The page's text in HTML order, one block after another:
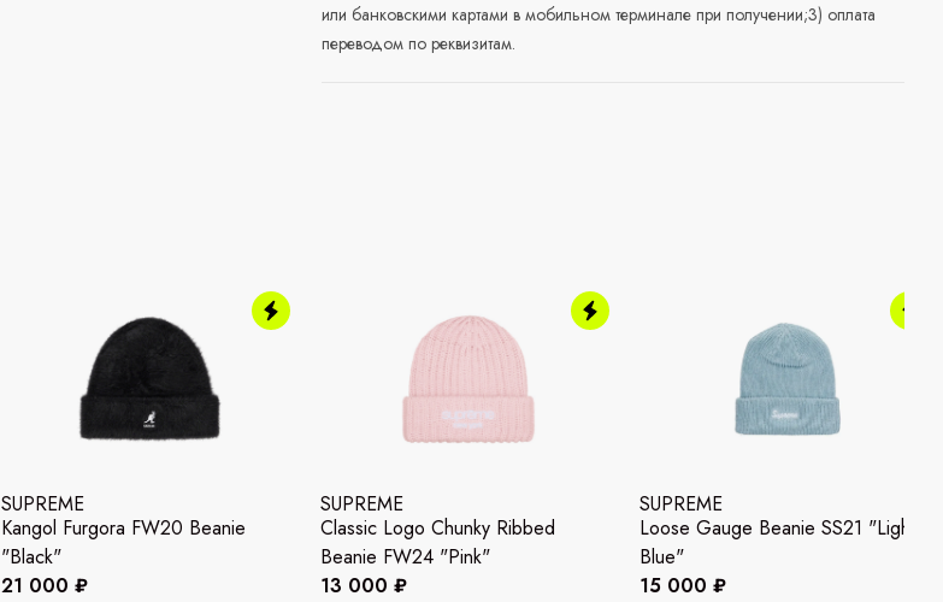
или банковскими картами в мобильном терминале при получении;3) оплата
переводом по реквизитам.
SUPREME
Kangol Furgora FW20 Beanie
"Black"
21 000 ₽
SUPREME
Classic Logo Chunky Ribbed
Beanie FW24 "Pink"
13 000 ₽
SUPREME
Loose Gauge Beanie SS21 "Light
Blue"
15 000 ₽